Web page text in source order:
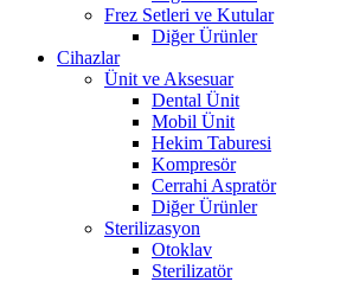
Frez Setleri ve Kutular
Diğer Ürünler
Cihazlar
Ünit ve Aksesuar
Dental Ünit
Mobil Ünit
Hekim Taburesi
Kompresör
Cerrahi Aspratör
Diğer Ürünler
Sterilizasyon
Otoklav
Sterilizatör